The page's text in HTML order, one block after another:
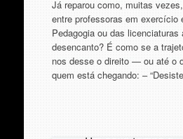
Já reparou como, muitas
entre professoras em exercício
Pedagogia ou das
desencanto? É como se a
nos desse o direito — ou até o
quem está chegando: –